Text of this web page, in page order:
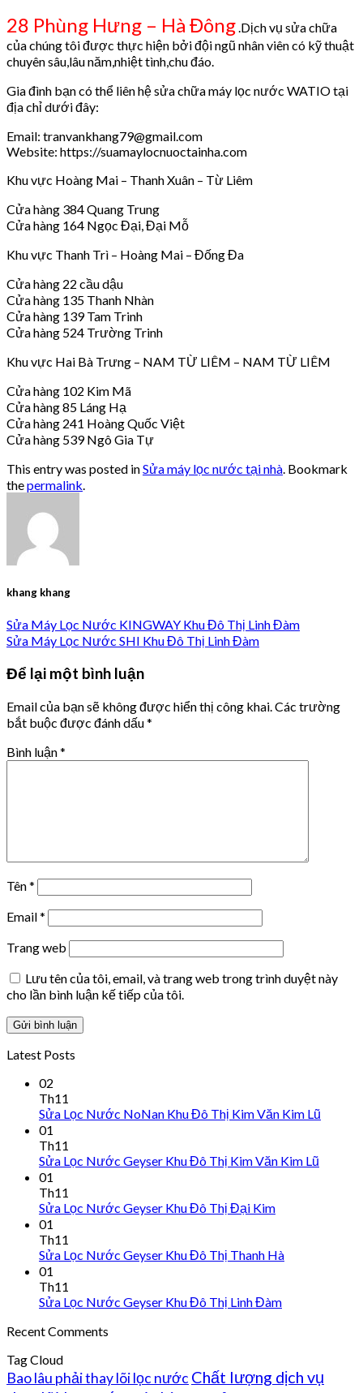
28 Phùng Hưng – Hà Đông .Dịch vụ sửa chữa
của chúng tôi được thực hiện bởi đội ngũ nhân viên có kỹ thuật
chuyên sâu,lâu năm,nhiệt tình,chu đáo.
Gia đình bạn có thể liên hệ sửa chữa máy lọc nước WATIO tại
địa chỉ dưới đây:
Email: tranvankhang79@gmail.com
Website: https://suamaylocnuoctainha.com
Khu vực Hoàng Mai – Thanh Xuân – Từ Liêm
Cửa hàng 384 Quang Trung
Cửa hàng 164 Ngọc Đại, Đại Mỗ
Khu vực Thanh Trì – Hoàng Mai – Đống Đa
Cửa hàng 22 cầu dậu
Cửa hàng 135 Thanh Nhàn
Cửa hàng 139 Tam Trinh
Cửa hàng 524 Trường Trinh
Khu vực Hai Bà Trưng – NAM TỪ LIÊM – NAM TỪ LIÊM
Cửa hàng 102 Kim Mã
Cửa hàng 85 Láng Hạ
Cửa hàng 241 Hoàng Quốc Việt
Cửa hàng 539 Ngô Gia Tự
This entry was posted inSửa máy lọc nước tại nhà . Bookmark
thepermalink
khang khang
Sửa Máy Lọc Nước KINGWAY Khu Đô Thị Linh Đàm
Sửa Máy Lọc Nước SHI Khu Đô Thị Linh Đàm
Để lại một bình luận
Email của bạn sẽ không được hiển thị công khai. Các trường
bắt buộc được đánh dấu*
Bình luận*
Tên*
Email*
Trang web
Lưu tên của tôi, email, và trang web trong trình duyệt này
cho lần bình luận kế tiếp của tôi.
Latest Posts
02
Th11
Sửa Lọc Nước NoNan Khu Đô Thị Kim Văn Kim Lũ
01
Th11
Sửa Lọc Nước Geyser Khu Đô Thị Kim Văn Kim Lũ
01
Th11
Sửa Lọc Nước Geyser Khu Đô Thị Đại Kim
01
Th11
Sửa Lọc Nước Geyser Khu Đô Thị Thanh Hà
01
Th11
Sửa Lọc Nước Geyser Khu Đô Thị Linh Đàm
Recent Comments
Tag Cloud
Bao lâu phải thay lõi lọc nước Chất lượng dịch vụ